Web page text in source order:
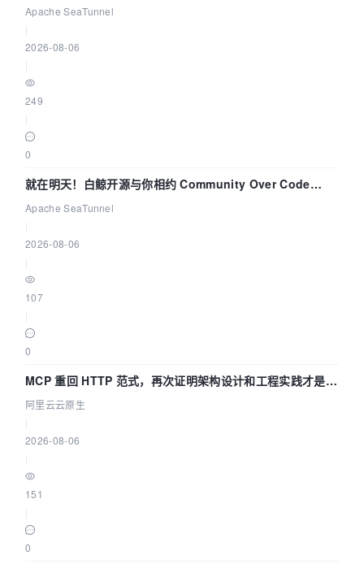
解决数据同步中的“定时 Flush”难题
Apache SeaTunnel
2026-08-06
249
0
就在明天！白鲸开源与你相约 Community Over Code
Asia 2026 主题演讲！
Apache SeaTunnel
2026-08-06
107
0
MCP 重回 HTTP 范式，再次证明架构设计和工程实践才是稀
缺资源
阿里云云原生
2026-08-06
151
0